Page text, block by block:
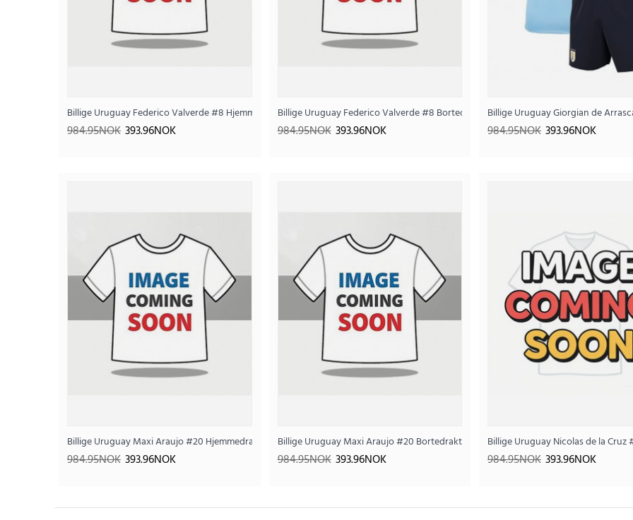
SALE Billige Uruguay Darwin Nunez #9
984.95NOK
Billige Uruguay Federico Valverde #8 Hjemmedraktsett Barn VM 2026 Kortermet (+ Korte bukser)
984.95NOK 393.96NOK
Billige Uruguay Federico Valverde #8 Bortedraktsett Barn VM 2026 Kortermet (+
984.95NOK 393.96NOK
Billige Uruguay Giorgian de
984.95NOK 393.96NOK
Billige Uruguay Maxi Araujo #20 Hjemmedraktsett Barn VM 2026 Kortermet (+ Korte bukser)
984.95NOK 393.96NOK
Billige Uruguay Maxi Araujo #20 Bortedraktsett Barn VM 2026 Kortermet (+ Korte
984.95NOK 393.96NOK
Billige Uruguay Nicolas de la Cruz
984.95NOK 393.96NOK